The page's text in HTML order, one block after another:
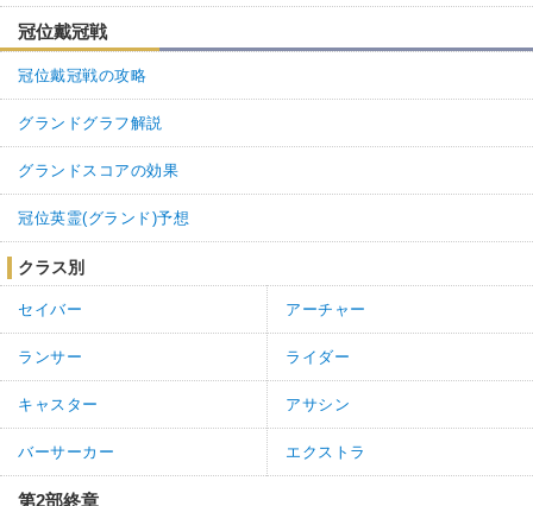
冠位戴冠戦
冠位戴冠戦の攻略
グランドグラフ解説
グランドスコアの効果
冠位英霊(グランド)予想
クラス別
セイバー アーチャー
ランサー ライダー
キャスター アサシン
バーサーカー エクストラ
第2部終章